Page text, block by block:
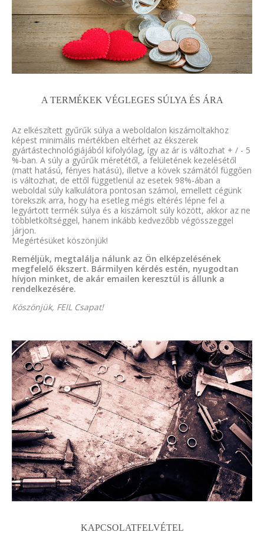
A TERMÉKEK VÉGLEGES SÚLYA ÉS ÁRA
Az elkészített gyűrűk súlya a weboldalon kiszámoltakhoz
képest minimális mértékben eltérhet az ékszerek
gyártástechnológiájából kifolyólag, így az ár is változhat + / - 5
%-ban. A súly a gyűrűk méretétől, a felületének kezelésétől
(matt hatású, fényes hatású), illetve a kövek számától függően
is változhat, de ettől függetlenül az esetek 98%-ában a
weboldal súly kalkulátora pontosan számol, emellett cégünk
törekszik arra, hogy ha esetleg mégis eltérés lépne fel a
legyártott termék súlya és a kiszámolt súly között, akkor az ne
többletköltséggel, hanem inkább kedvezőbb végösszeggel
járjon.
Megértésüket köszönjük!
Reméljük, megtalálja nálunk az Ön elképzelésének
megfelelő ékszert. Bármilyen kérdés estén, nyugodtan
hívjon minket, de akár emailen keresztül is állunk a
rendelkezésére.
Köszönjük, FEIL Csapat!
KAPCSOLATFELVÉTEL